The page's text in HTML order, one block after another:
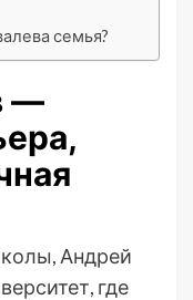
семья?
—
Андрей
где